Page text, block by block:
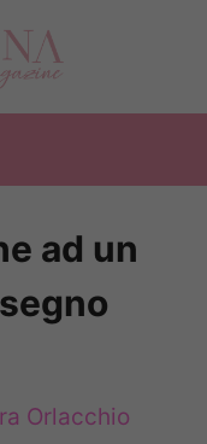
ad un
Orlacchio